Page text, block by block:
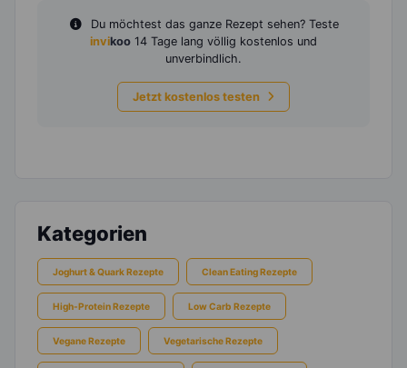
Du möchtest das ganze Rezept sehen? Teste
invikoo 14 Tage lang völlig kostenlos und
unverbindlich.
Jetzt kostenlos testen
Kategorien
Joghurt & Quark Rezepte Clean Eating Rezepte
High-Protein Rezepte Low Carb Rezepte
Vegane Rezepte Vegetarische Rezepte